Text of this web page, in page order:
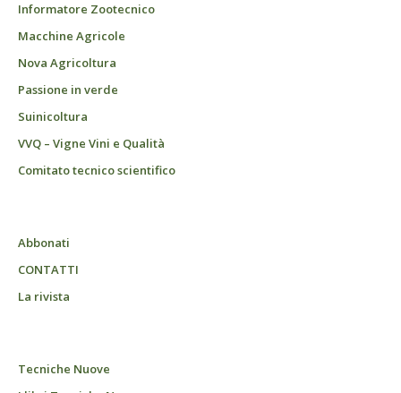
Informatore Zootecnico
Macchine Agricole
Nova Agricoltura
Passione in verde
Suinicoltura
VVQ – Vigne Vini e Qualità
Comitato tecnico scientifico
Abbonati
CONTATTI
La rivista
Tecniche Nuove